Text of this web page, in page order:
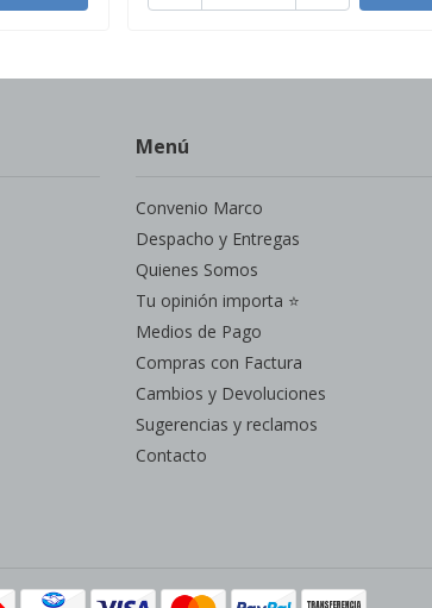
Menú
Convenio Marco
Despacho y Entregas
Quienes Somos
Tu opinión importa ⭐
Medios de Pago
Compras con Factura
Cambios y Devoluciones
Sugerencias y reclamos
Contacto